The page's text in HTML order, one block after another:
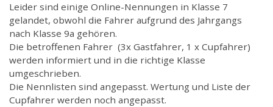
Leider sind einige Online-Nennungen in Klasse 7
gelandet, obwohl die Fahrer aufgrund des Jahrgangs
nach Klasse 9a gehören.
Die betroffenen Fahrer (3x Gastfahrer, 1 x Cupfahrer)
werden informiert und in die richtige Klasse
umgeschrieben.
Die Nennlisten sind angepasst. Wertung und Liste der
Cupfahrer werden noch angepasst.